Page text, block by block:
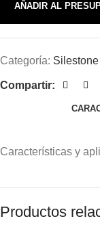
AÑADIR AL
Categoría: Silestone
Compartir:
Características y
Productos